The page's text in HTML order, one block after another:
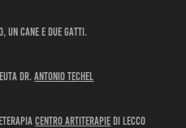
un cane e due gatti.
dr.Antonio Techel
Centro Artiterapie di Lecco